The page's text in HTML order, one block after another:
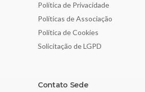
Política de Privacidade
Políticas de Associação
Política de Cookies
Solicitação de LGPD
Contato Sede